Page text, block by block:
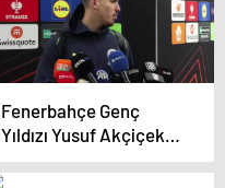
Fenerbahçe Genç
Yıldızı Yusuf Akçiçek:
‘Hedefim Ülkemi
Avrupa’da Temsil